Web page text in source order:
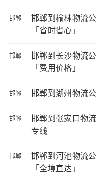
温馨提示
邯郸
邯郸到榆林物流
「省时省心」
邯郸
邯郸到长沙物流
「费用价格」
邯郸 邯郸到湖州物流
邯郸
邯郸到张家口物
专线
邯郸
邯郸到河池物流
「全境直达」